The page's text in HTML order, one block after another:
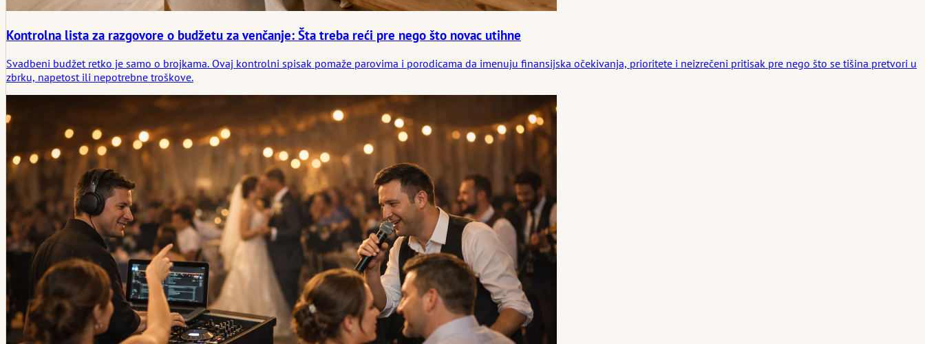
Kontrolna lista za razgovore o budžetu za venčanje: Šta treba reći pre nego što novac utihne
Svadbeni budžet retko je samo o brojkama. Ovaj kontrolni spisak pomaže parovima i porodicama da imenuju finansijska očekivanja, prioritete i neizrečeni pritisak pre nego što se tišina pretvori u
zbrku, napetost ili nepotrebne troškove.